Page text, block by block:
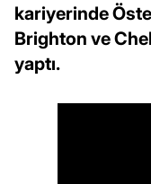
kariyerinde
Brighton ve
yaptı.